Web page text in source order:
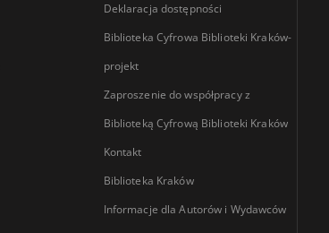
Deklaracja dostępności
Biblioteka Cyfrowa Biblioteki Kraków-
projekt
Zaproszenie do współpracy z
Biblioteką Cyfrową Biblioteki Kraków
Kontakt
Biblioteka Kraków
Informacje dla Autorów i Wydawców